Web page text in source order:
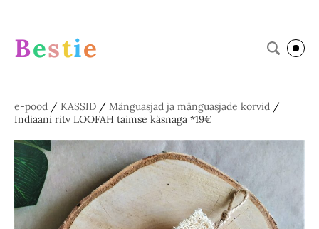
Bestie
e-pood / KASSID / Mänguasjad ja mänguasjade korvid /
Indiaani ritv LOOFAH taimse käsnaga *19€